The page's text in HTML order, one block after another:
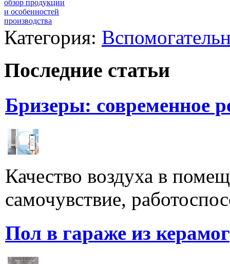
обзор продукции
и особенностей
производства
Категория:
Последние статьи
Бризеры: современное
Качество воздуха в
самочувствие,
Пол в гараже из